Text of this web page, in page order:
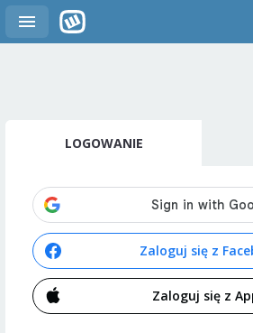
LOGOWANIE
Zaloguj się z
Zaloguj się z